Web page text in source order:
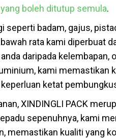
boleh ditutup semula.
badam, gajus,
rata kami diperbuat
daripada kelembapan,
kami memastikan
ketat
XINDINGLI PACK
sepenuhnya, kami
memastikan kualiti yang